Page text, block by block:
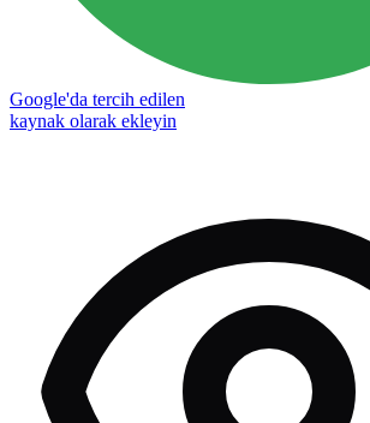
Google'da tercih edilen
kaynak olarak ekleyin